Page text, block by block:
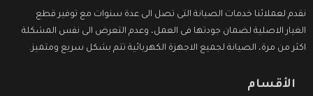
نقدم لعملائنا خدمات الصيانة التى تصل الى عدة سنوات مع توفير قطع
الغيار الاصلية لضمان جودتها فى العمل، وعدم التعرض الى نفس المشكلة
اكثر من مرة، الصيانة لجميع الاجهزة الكهربائية تتم بشكل سريع ومتميز.
الأقسام